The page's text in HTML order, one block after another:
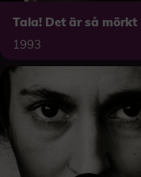
Tala! Det är så mörkt
1993